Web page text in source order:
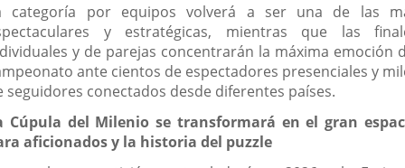
categoría por equipos volverá a ser una de las
y estratégicas, mientras que las
y de parejas concentrarán la máxima emoción
ante cientos de espectadores presenciales y
seguidores conectados desde diferentes países.
Cúpula del Milenio se transformará en el gran
aficionados y la historia del puzzle